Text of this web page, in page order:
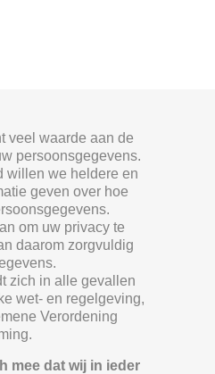
veel waarde aan de
persoonsgegevens.
willen we heldere en
geven over hoe
om uw privacy te
daarom zorgvuldig
zich in alle gevallen
wet- en regelgeving,
Verordening
mee dat wij in ieder